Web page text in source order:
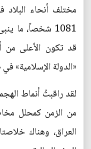
1081 شخصاً، ما
قد تكون الأعلى
«الدولة الإسلامية» في
لقد راقبتُ أنماط
من الزمن كمحلل
العراق، وهناك